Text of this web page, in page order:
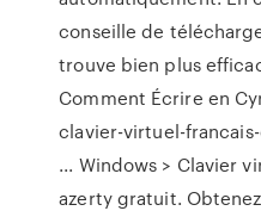
conseille de
trouve bien plus
Comment Écrire en
clavier-virtuel-
... Windows > Clavier
azerty gratuit.